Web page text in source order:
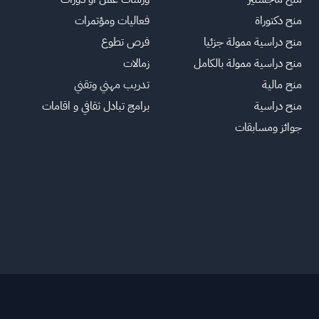
منح دكتوراة
منح دراسية ممولة جزئيا
منح دراسية ممولة بالكامل
منح مالية
منح دراسية
جوائز ومسابقات
فعاليات ومؤتمرات
فرص تطوع
زمالات
تدريب مهني وتقني
برامج تبادل ثقافي و اقامات